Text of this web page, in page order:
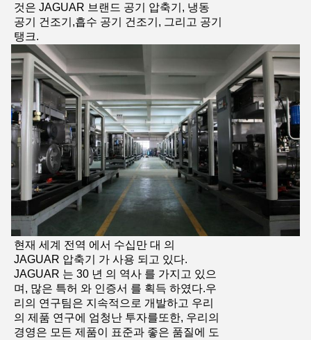
것은 JAGUAR 브랜드 공기 압축기, 냉동
공기 건조기,흡수 공기 건조기, 그리고 공기
탱크.
현재 세계 전역 에서 수십만 대 의
JAGUAR 압축기 가 사용 되고 있다.
JAGUAR 는 30 년 의 역사 를 가지고 있으
며, 많은 특허 와 인증서 를 획득 하였다.우
리의 연구팀은 지속적으로 개발하고 우리
의 제품 연구에 엄청난 투자를또한, 우리의
경영은 모든 제품이 표준과 좋은 품질에 도